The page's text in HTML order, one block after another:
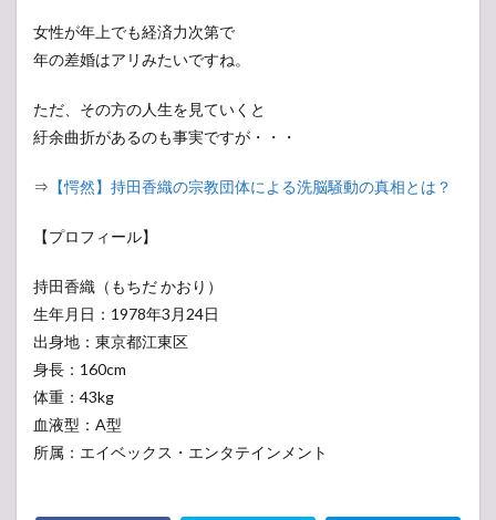
女性が年上でも経済力次第で
年の差婚はアリみたいですね。
ただ、その方の人生を見ていくと
紆余曲折があるのも事実ですが・・・
⇒ 【愕然】持田香織の宗教団体による洗脳騒動の真相とは？
【プロフィール】
持田香織（もちだ かおり）
生年月日：1978年3月24日
出身地：東京都江東区
身長：160cm
体重：43kg
血液型：A型
所属：エイベックス・エンタテインメント